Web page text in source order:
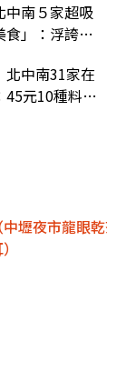
中南５家超吸
食」：浮誇草
北中南31家在
45元10種料、
壢夜市龍眼乾茶